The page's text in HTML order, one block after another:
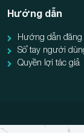
Hướng dẫn
Hướng dẫn đăng
Sổ tay người
Quyền lợi tác giả